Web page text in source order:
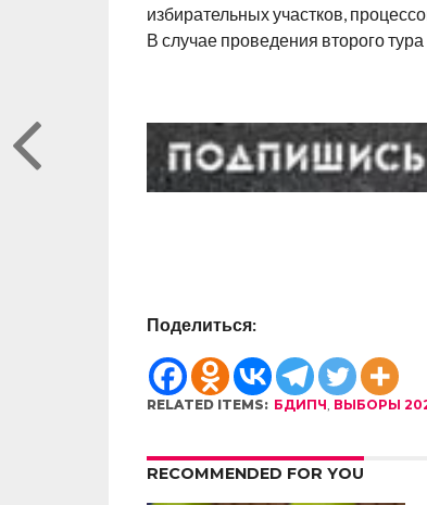
избирательных участков,
В случае проведения второго
Поделиться:
RELATED ITEMS: БДИПЧ ВЫБОРЫ
RECOMMENDED FOR YOU